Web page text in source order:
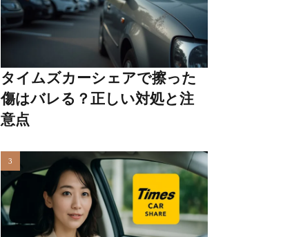
タイムズカーシェアで擦った
傷はバレる？正しい対処と注
意点